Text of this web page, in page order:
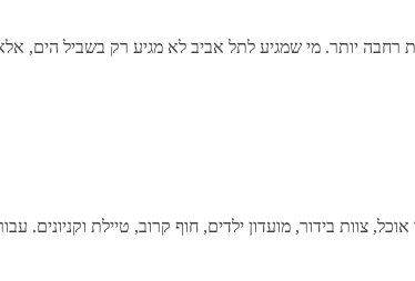
רחבה יותר. מי שמגיע לתל אביב לא מגיע רק בשביל הים,
בידור, מועדון ילדים, חוף קרוב, טיילת וקניונים.